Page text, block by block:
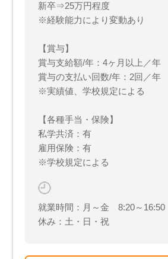
新卒⇒25万円程度
※経験能力により変動あり
【賞与】
賞与支給額/年：4ヶ月以上／年
賞与の支払い回数/年：2回／年
※実績値、学校規定による
【各種手当・保険】
私学共済：有
雇用保険：有
※学校規定による
就業時間：月～金 8:20～16:50
休み：土・日・祝